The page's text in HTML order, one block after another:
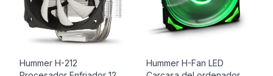
Hummer H-212
Hummer H-Fan LED